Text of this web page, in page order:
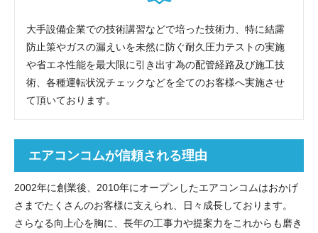
大手設備企業での技術講習などで培った技術力、特に結露
防止策やガスの漏えいを未然に防ぐ耐久圧力テストの実施
や省エネ性能を最大限に引き出す為の配管経路及び施工技
術、各種運転状況チェックなどを全てのお客様へ実施させ
て頂いております。
エアコンコムが信頼される理由
2002年に創業後、2010年にオープンしたエアコンコムはおかげ
さまでたくさんのお客様に支えられ、日々成長しております。
さらなる向上心を胸に、長年の工事力や提案力をこれからも磨き